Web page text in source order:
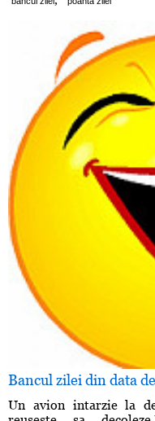
Bancul zilei din data
Un avion intarzie la